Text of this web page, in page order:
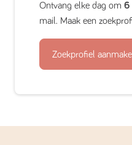
Ontvang elke dag om 6
mail. Maak een
Zoekprofiel